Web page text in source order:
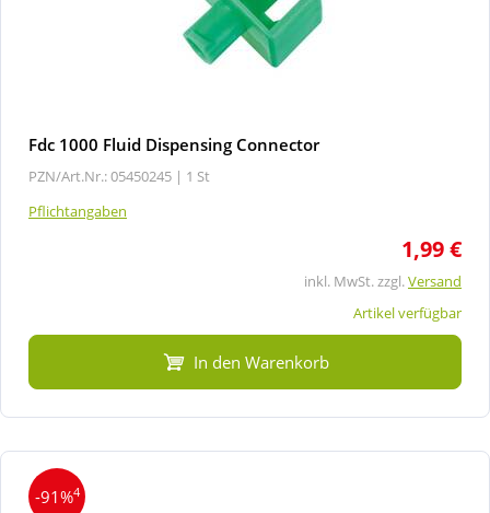
Fdc 1000 Fluid Dispensing Connector
PZN/Art.Nr.: 05450245 | 1 St
Pflichtangaben
1,99 €
inkl. MwSt. zzgl.Versand
Artikel verfügbar
In den Warenkorb
-91%4